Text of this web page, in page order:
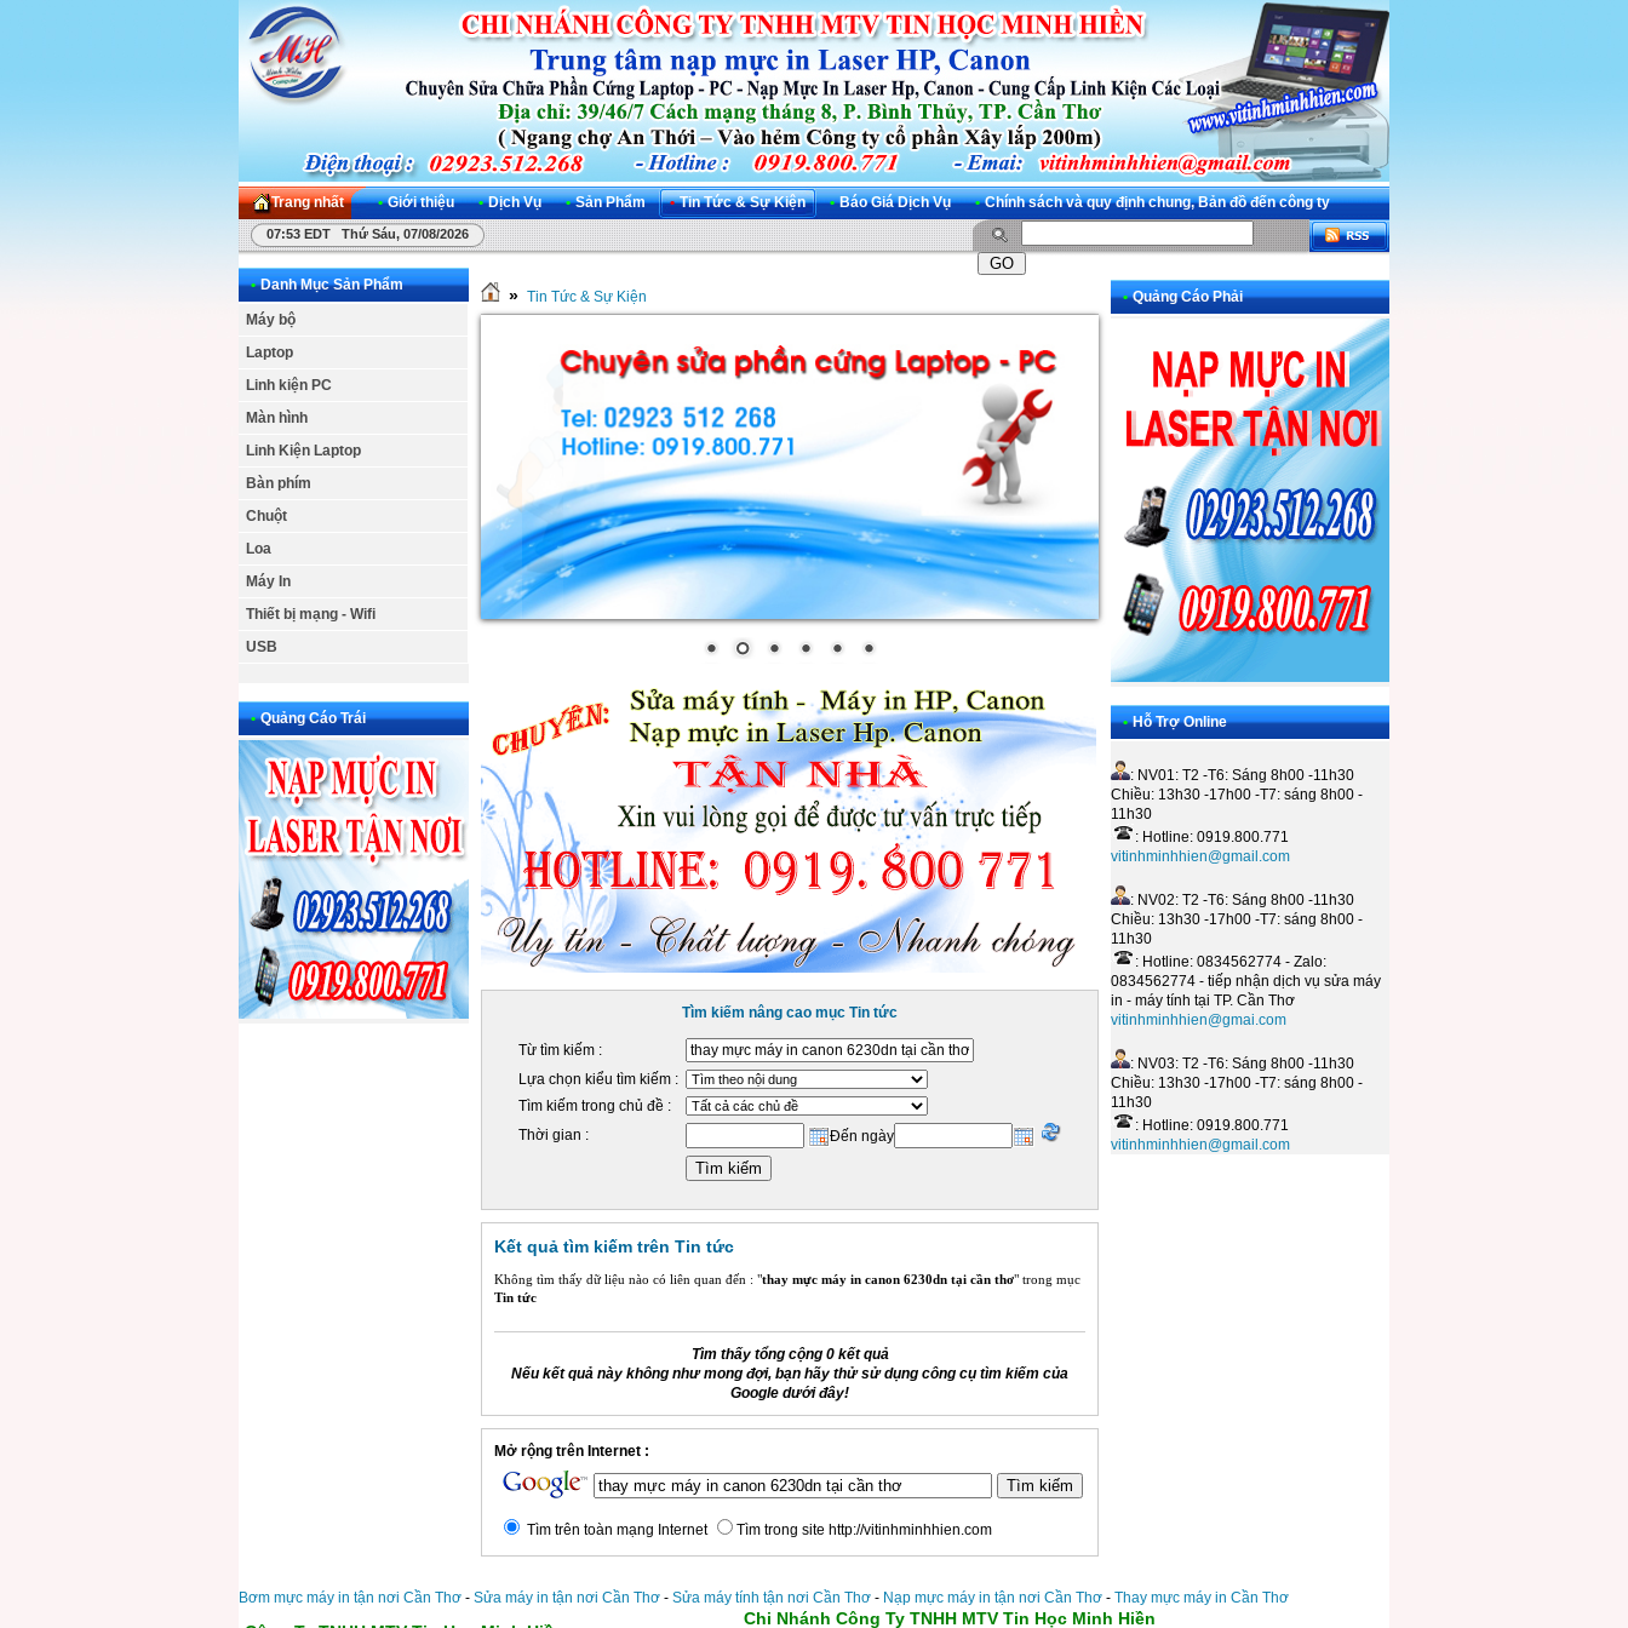
Trang nhất • Giới thiệu • Dịch Vụ • Sản Phẩm • Tin Tức & Sự Kiện • Báo Giá Dịch Vụ • Chính sách và quy định chung, Bản đồ đến công ty
07:53 EDT Thứ Sáu, 07/08/2026
• Danh Mục Sản Phẩm
Máy bộ
Laptop
Linh kiện PC
Màn hình
Linh Kiện Laptop
Bàn phím
Chuột
Loa
Máy In
Thiết bị mạng - Wifi
USB
• Quảng Cáo Trái
» Tin Tức & Sự Kiện
Tìm kiếm nâng cao mục Tin tức
Từ tìm kiếm :
Lựa chọn kiểu tìm kiếm :
Tìm kiếm trong chủ đề :
Thời gian :
Đến ngày
Kết quả tìm kiếm trên Tin tức
Không tìm thấy dữ liệu nào có liên quan đến : "thay mực máy in canon 6230dn tại cần thơ" trong mục
Tin tức
Tìm thấy tổng cộng 0 kết quả
Nếu kết quả này không như mong đợi, bạn hãy thử sử dụng công cụ tìm kiếm của
Google dưới đây!
Mở rộng trên Internet :
Tìm trên toàn mạng Internet Tìm trong site http://vitinhminhhien.com
• Quảng Cáo Phải
• Hỗ Trợ Online
: NV01: T2 -T6: Sáng 8h00 -11h30
Chiều: 13h30 -17h00 -T7: sáng 8h00 -
11h30
: Hotline: 0919.800.771
vitinhminhhien@gmail.com
: NV02: T2 -T6: Sáng 8h00 -11h30
Chiều: 13h30 -17h00 -T7: sáng 8h00 -
11h30
: Hotline: 0834562774 - Zalo:
0834562774 - tiếp nhận dịch vụ sửa máy
in - máy tính tại TP. Cần Thơ
vitinhminhhien@gmai.com
: NV03: T2 -T6: Sáng 8h00 -11h30
Chiều: 13h30 -17h00 -T7: sáng 8h00 -
11h30
: Hotline: 0919.800.771
vitinhminhhien@gmail.com
Bơm mực máy in tận nơi Cần Thơ - Sửa máy in tận nơi Cần Thơ - Sửa máy tính tận nơi Cần Thơ - Nạp mực máy in tận nơi Cần Thơ - Thay mực máy in Cần Thơ
Chi Nhánh Công Ty TNHH MTV Tin Học Minh Hiền